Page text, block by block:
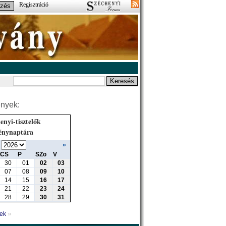
Regisztráció
tisztelők
»
CS P SZo
V
30 01 02
03
07 08 09
10
14 15 16
17
21 22 23
24
28 29 30 31
»